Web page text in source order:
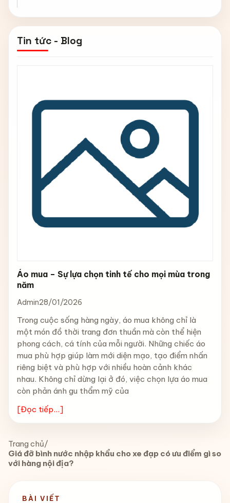
Tin tức - Blog
Áo mua – Sự lựa chọn tinh tế cho mọi mùa trong
năm
Admin28/01/2026
Trong cuộc sống hàng ngày, áo mua không chỉ là
một món đồ thời trang đơn thuần mà còn thể hiện
phong cách, cá tính của mỗi người. Những chiếc áo
mua phù hợp giúp làm mới diện mạo, tạo điểm nhấn
riêng biệt và phù hợp với nhiều hoàn cảnh khác
nhau. Không chỉ dừng lại ở đó, việc chọn lựa áo mua
còn phản ánh gu thẩm mỹ của
[Đọc tiếp...]
Trang chủ/
Giá đỡ bình nước nhập khẩu cho xe đạp có ưu điểm gì so
với hàng nội địa?
BÀI VIẾT